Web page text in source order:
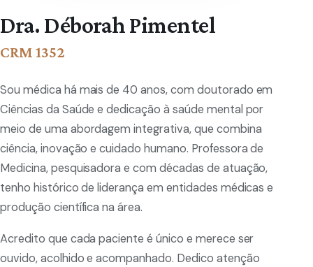
Dra. Déborah Pimentel
CRM 1352
Sou médica há mais de 40 anos, com doutorado em
Ciências da Saúde e dedicação à saúde mental por
meio de uma abordagem integrativa, que combina
ciência, inovação e cuidado humano. Professora de
Medicina, pesquisadora e com décadas de atuação,
tenho histórico de liderança em entidades médicas e
produção científica na área.
Acredito que cada paciente é único e merece ser
ouvido, acolhido e acompanhado. Dedico atenção